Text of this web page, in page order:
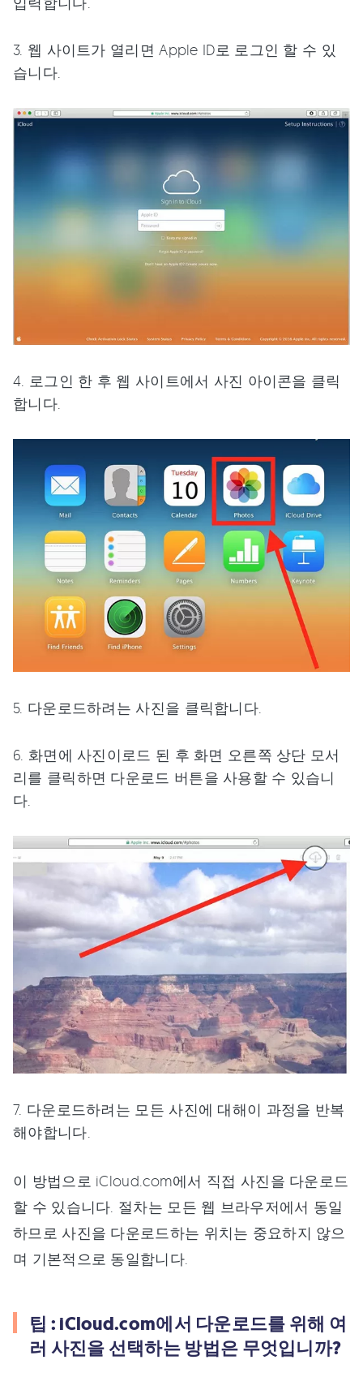
3. 웹 사이트가 열리면 Apple ID로 로그인 할 수 있
습니다.
4. 로그인 한 후 웹 사이트에서 사진 아이콘을 클릭
합니다.
5. 다운로드하려는 사진을 클릭합니다.
6. 화면에 사진이로드 된 후 화면 오른쪽 상단 모서
리를 클릭하면 다운로드 버튼을 사용할 수 있습니
다.
7. 다운로드하려는 모든 사진에 대해이 과정을 반복
해야합니다.
이 방법으로 iCloud.com에서 직접 사진을 다운로드
할 수 있습니다. 절차는 모든 웹 브라우저에서 동일
하므로 사진을 다운로드하는 위치는 중요하지 않으
며 기본적으로 동일합니다.
팁 : iCloud.com에서 다운로드를 위해 여
러 사진을 선택하는 방법은 무엇입니까?